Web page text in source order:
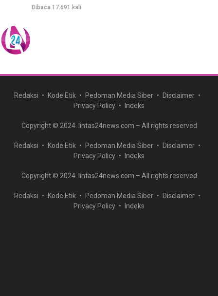
Dibaca 17.691 kali
Redaksi Kode Etik Pedoman Media Siber
Disclaimer
Privacy Policy
Indeks
Copyright © 2024. lintas24news.com – All rights reserved
Redaksi Kode Etik Pedoman Media Siber
Disclaimer
Privacy Policy
Indeks
Copyright © 2024. lintas24news.com – All rights reserved
Redaksi Kode Etik Pedoman Media Siber
Disclaimer
Privacy Policy
Indeks